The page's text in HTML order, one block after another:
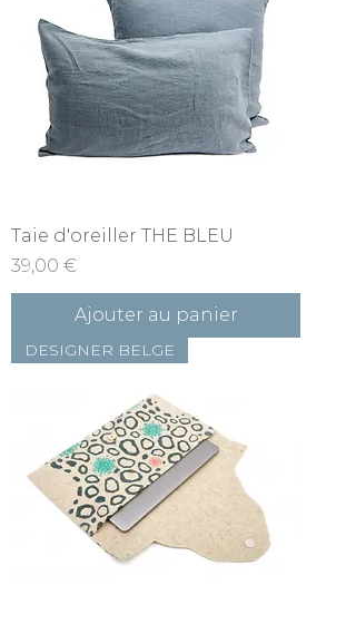
Taie d'oreiller THE BLEU
Prix
39,00 €
Ajouter au panier
DESIGNER BELGE